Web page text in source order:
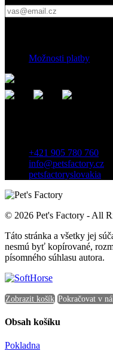
Možnosti platby
+421 905 780 760
info@petsfactory.cz
petsfactoryslovakia
© 2026 Pet's Factory - All
Táto stránka a všetky jej
nesmú byť kopírované,
písomného súhlasu autora.
Zobrazit košík Pokračovat v
Obsah košíku
Pokladna